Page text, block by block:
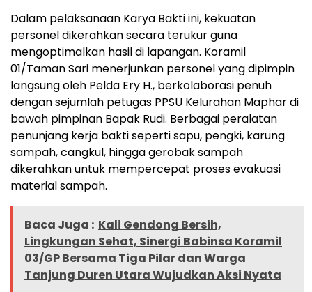
Dalam pelaksanaan Karya Bakti ini, kekuatan
personel dikerahkan secara terukur guna
mengoptimalkan hasil di lapangan. Koramil
01/Taman Sari menerjunkan personel yang dipimpin
langsung oleh Pelda Ery H., berkolaborasi penuh
dengan sejumlah petugas PPSU Kelurahan Maphar di
bawah pimpinan Bapak Rudi. Berbagai peralatan
penunjang kerja bakti seperti sapu, pengki, karung
sampah, cangkul, hingga gerobak sampah
dikerahkan untuk mempercepat proses evakuasi
material sampah.
Baca Juga : Kali Gendong Bersih,
Lingkungan Sehat, Sinergi Babinsa Koramil
03/GP Bersama Tiga Pilar dan Warga
Tanjung Duren Utara Wujudkan Aksi Nyata